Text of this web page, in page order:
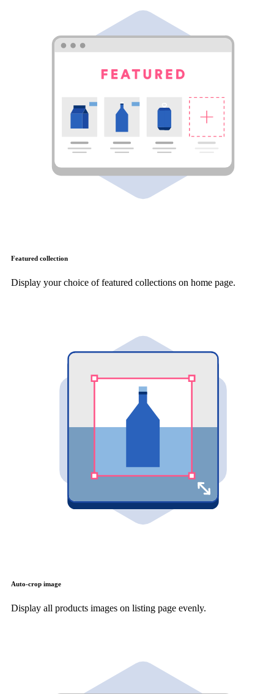
Featured collection
Display your choice of featured collections on home page.
Auto-crop image
Display all products images on listing page evenly.